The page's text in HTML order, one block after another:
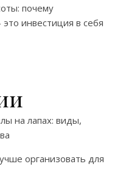
почему
инвестиция в себя
на лапах: виды,
организовать для